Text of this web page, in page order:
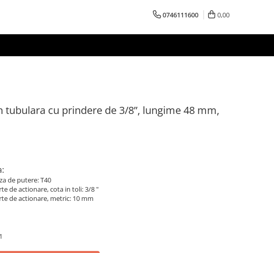
0746111600 0,00
tubulara cu prindere de 3/8”, lungime 48 mm,
de putere: T40
de actionare, cota in toli: 3/8 "
de actionare, metric: 10 mm
1